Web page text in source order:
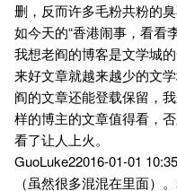
删，反而许多毛粉共粉的
如今天的“香港闹事，看看
我想老阎的博客是文学城
来好文章就越来越少的文
阎的文章还能登载保留，
样的博主的文章值得看，
看了让人上火。
GuoLuke22016-01-01
（虽然很多混混在里面）